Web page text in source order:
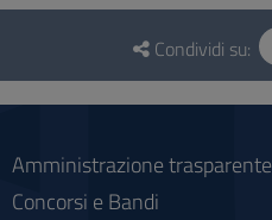
Questionario
social
Condividi su:
Amministrazione trasparente
Concorsi e Bandi